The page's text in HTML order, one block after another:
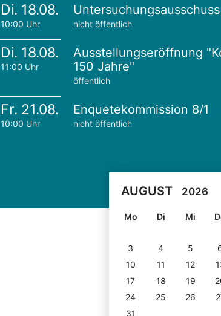
Di. 18.08.
10:00 Uhr
Untersuchungsausschuss
nicht öffentlich
Di. 18.08.
11:00 Uhr
Ausstellungseröffnung
150 Jahre"
öffentlich
Fr. 21.08.
10:00 Uhr
Enquetekommission 8/1
nicht öffentlich
AUGUST 2026
Mo Di Mi
3
4 5
10
11 12
17
18 19
24
25 26
31